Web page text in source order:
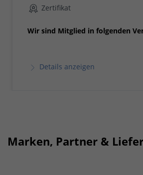
Zertifikat
Wir sind Mitglied in folgenden
Details anzeigen
Marken, Partner &